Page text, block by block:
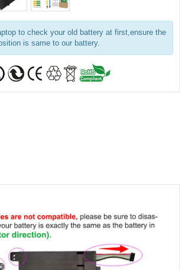
to check your old battery at first,ensure the
is same to our battery.